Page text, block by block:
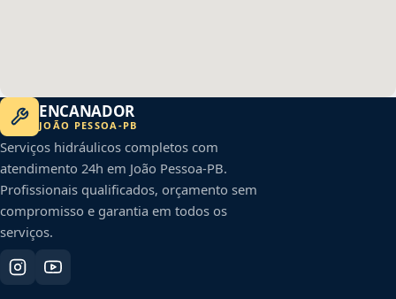
ENCANADOR
JOÃO PESSOA-PB
Serviços hidráulicos completos com
atendimento 24h em João Pessoa-PB.
Profissionais qualificados, orçamento sem
compromisso e garantia em todos os
serviços.